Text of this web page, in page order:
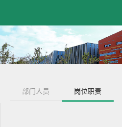
部门人员 岗位职责